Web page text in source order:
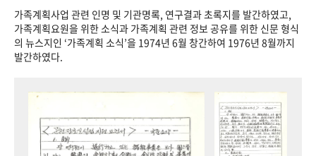
가족계획사업 관련 인명 및 기관명록, 연구결과 초록지를 발간하였고,
가족계획요원을 위한 소식과 가족계획 관련 정보 공유를 위한 신문 형식
의 뉴스지인 ‘가족계획 소식’을 1974년 6월 창간하여 1976년 8월까지
발간하였다.